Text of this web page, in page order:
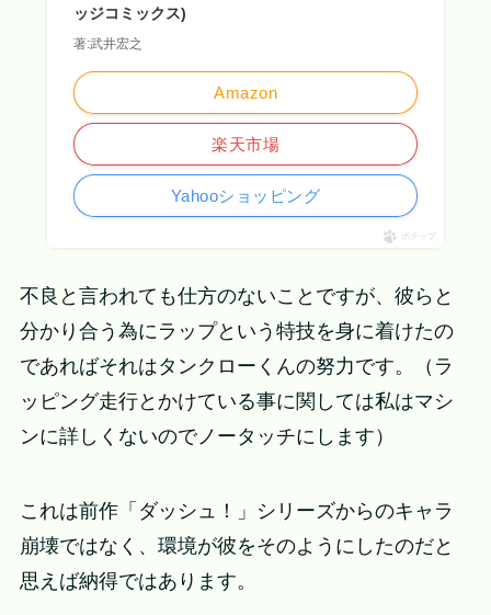
ッジコミックス)
著:武井宏之
Amazon
楽天市場
Yahooショッピング
ポチップ
不良と言われても仕方のないことですが、彼らと
分かり合う為にラップという特技を身に着けたの
であればそれはタンクローくんの努力です。（ラ
ッピング走行とかけている事に関しては私はマシ
ンに詳しくないのでノータッチにします）
これは前作「ダッシュ！」シリーズからのキャラ
崩壊ではなく、環境が彼をそのようにしたのだと
思えば納得ではあります。